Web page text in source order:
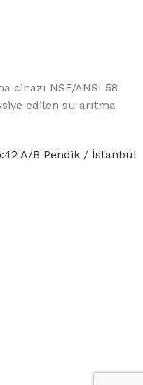
cihazı NSF/ANSI 58
edilen su arıtma
A/B Pendik / İstanbul